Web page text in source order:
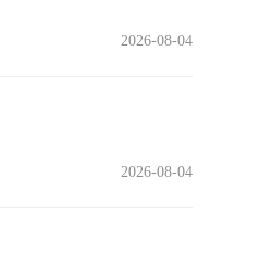
2026-08-04
2026-08-04